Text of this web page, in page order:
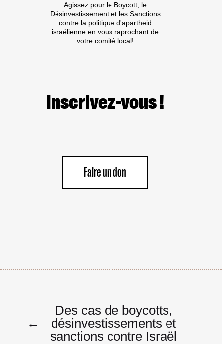
Agissez pour le Boycott, le
Désinvestissement et les Sanctions
contre la politique d'apartheid
israélienne en vous raprochant de
votre comité local!
Inscrivez-vous !
Faire un don
l’article
←
Des cas de boycotts,
désinvestissements et
sanctions contre Israël